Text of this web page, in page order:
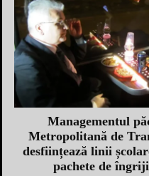
Managementul
Metropolitană de
desființează linii
pachete de